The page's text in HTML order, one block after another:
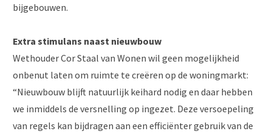
bijgebouwen.
Extra stimulans naast nieuwbouw
Wethouder Cor Staal van Wonen wil geen mogelijkheid
onbenut laten om ruimte te creëren op de woningmarkt:
“Nieuwbouw blijft natuurlijk keihard nodig en daar hebben
we inmiddels de versnelling op ingezet. Deze versoepeling
van regels kan bijdragen aan een efficiënter gebruik van de